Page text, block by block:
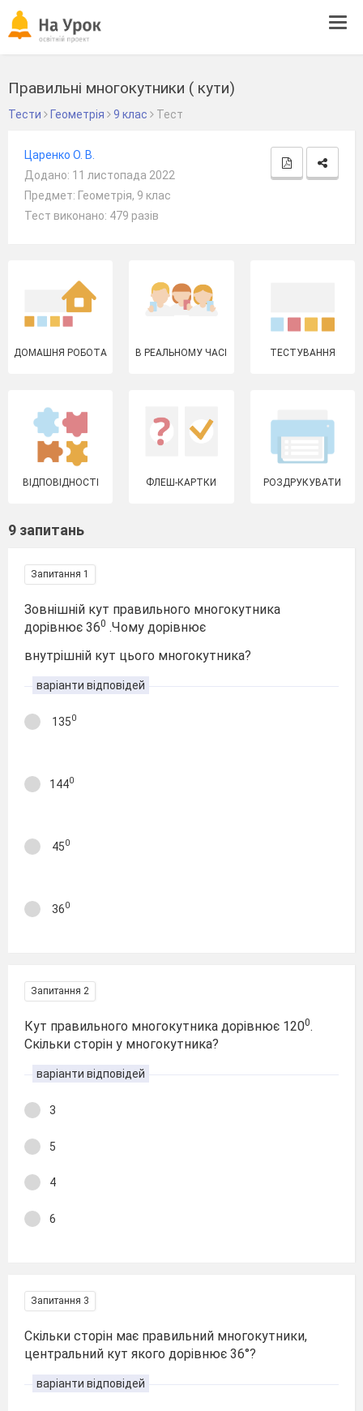
Правильні многокутники ( кути)
Тести Геометрія 9 клас Тест
Царенко О. В.
Додано: 11 листопада 2022
Предмет: Геометрія, 9 клас
Тест виконано: 479 разів
ДОМАШНЯ РОБОТА В РЕАЛЬНОМУ ЧАСІ ТЕСТУВАННЯ
ВІДПОВІДНОСТІ ФЛЕШ-КАРТКИ РОЗДРУКУВАТИ
9 запитань
Запитання 1
Зовнішній кут правильного многокутника
дорівнює 360 .Чому дорівнює
внутрішній кут цього многокутника?
варіанти відповідей
1350
1440
450
360
Запитання 2
Кут правильного многокутника дорівнює 1200.
Скільки сторін у многокутника?
варіанти відповідей
3
5
4
6
Запитання 3
Скільки сторін має правильний многокутники,
центральний кут якого дорівнює 36°?
варіанти відповідей